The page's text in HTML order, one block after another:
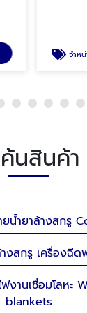
จำหน่ายผ้ากันไฟงานเชื่อมโลหะ
นสินค้า
น้ำยาล้างสกรู
างสกรู เครื่องฉี
งานเชื่อมโลหะ
blankets